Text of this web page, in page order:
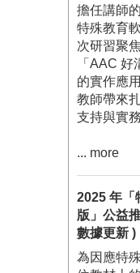
擔任講師
特殊教育
次研習聚
「AAC 好
的實作應
教師帶來
支持與實
... more
2025 年「
版」公益
數據更新 )
為因應特